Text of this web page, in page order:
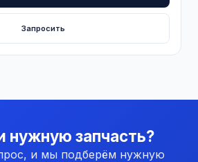
Запросить
нужную запчасть?
и мы подберём нужную